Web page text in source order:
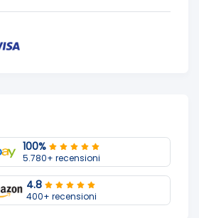
100%
5.780+ recensioni
4.8
400+ recensioni